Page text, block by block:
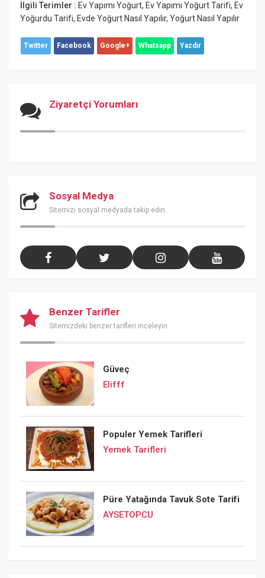
İlgili Terimler : Ev Yapımı Yoğurt, Ev Yapımı Yoğurt Tarifi, Ev
Yoğurdu Tarifi, Evde Yoğurt Nasıl Yapılır,Yoğurt Nasıl Yapılır
Twitter Facebook Google+ Whatsapp Yazdır
Ziyaretçi Yorumları
Sosyal Medya
Sitemizi sosyal medyada takip edin
Benzer Tarifler
Sitemizdeki benzer tarifleri inceleyin
Güveç
Elifff
Populer Yemek Tarifleri
Yemek Tarifleri
Püre Yatağında Tavuk Sote Tarifi
AYSETOPCU